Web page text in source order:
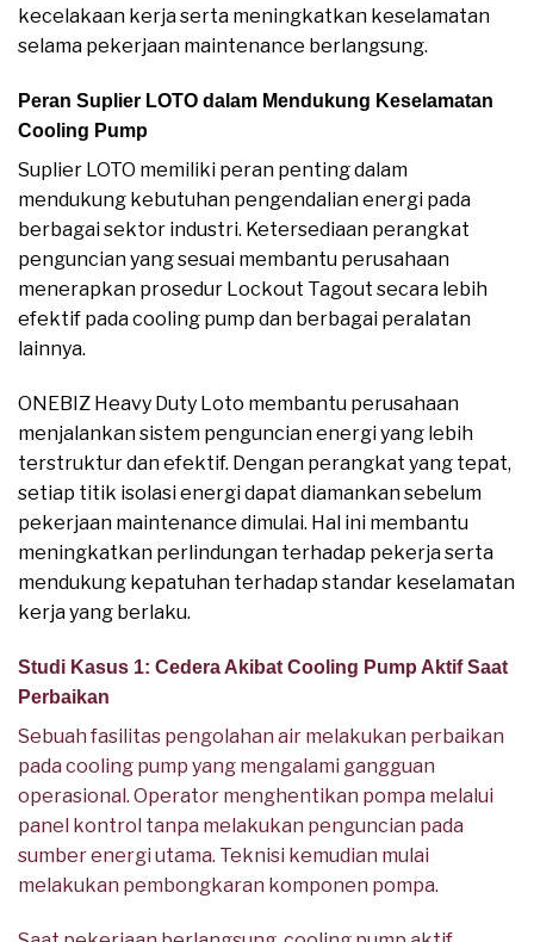
kecelakaan kerja serta meningkatkan keselamatan
selama pekerjaan maintenance berlangsung.
Peran Suplier LOTO dalam Mendukung Keselamatan
Cooling Pump
Suplier LOTO memiliki peran penting dalam
mendukung kebutuhan pengendalian energi pada
berbagai sektor industri. Ketersediaan perangkat
penguncian yang sesuai membantu perusahaan
menerapkan prosedur Lockout Tagout secara lebih
efektif pada cooling pump dan berbagai peralatan
lainnya.
ONEBIZ Heavy Duty Loto membantu perusahaan
menjalankan sistem penguncian energi yang lebih
terstruktur dan efektif. Dengan perangkat yang tepat,
setiap titik isolasi energi dapat diamankan sebelum
pekerjaan maintenance dimulai. Hal ini membantu
meningkatkan perlindungan terhadap pekerja serta
mendukung kepatuhan terhadap standar keselamatan
kerja yang berlaku.
Studi Kasus 1: Cedera Akibat Cooling Pump Aktif Saat
Perbaikan
Sebuah fasilitas pengolahan air melakukan perbaikan
pada cooling pump yang mengalami gangguan
operasional. Operator menghentikan pompa melalui
panel kontrol tanpa melakukan penguncian pada
sumber energi utama. Teknisi kemudian mulai
melakukan pembongkaran komponen pompa.